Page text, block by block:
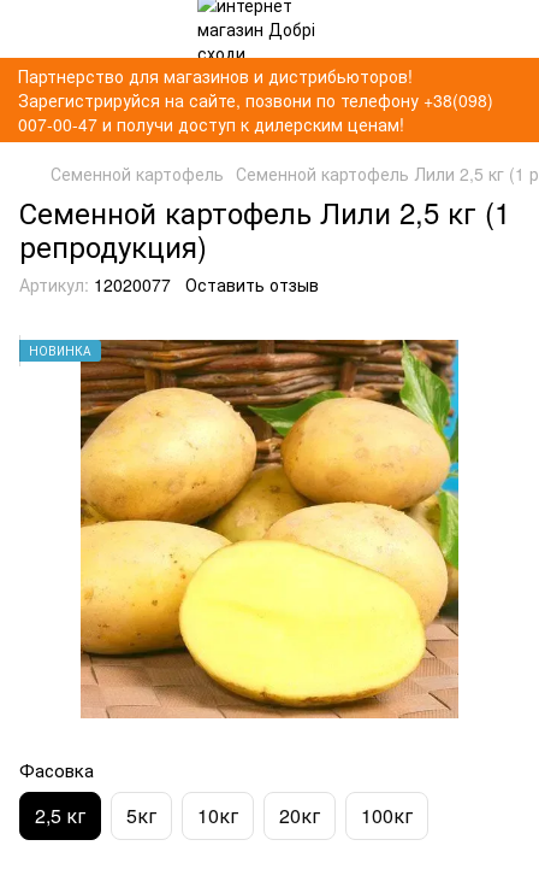
Партнерство для магазинов и дистрибьюторов!
Зарегистрируйся на сайте, позвони по телефону +38(098)
007-00-47 и получи доступ к дилерским ценам!
Семенной картофель Семенной картофель Лили 2,5 кг (1
Семенной картофель Лили 2,5 кг (1
репродукция)
Артикул: 12020077 Оставить отзыв
НОВИНКА
Фасовка
2,5 кг 5кг 10кг 20кг 100кг